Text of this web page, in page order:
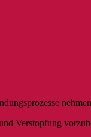
Verstopfung